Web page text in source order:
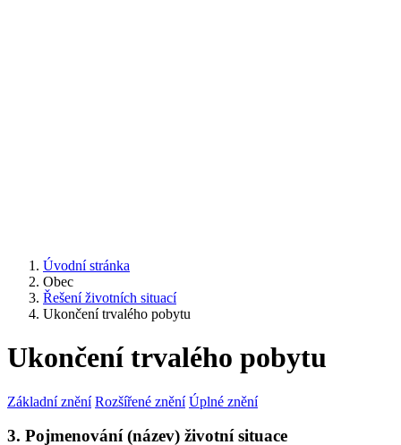
Úvodní stránka
Obec
Řešení životních situací
Ukončení trvalého pobytu
Ukončení trvalého pobytu
Základní znění Rozšířené znění Úplné znění
3. Pojmenování (název) životní situace